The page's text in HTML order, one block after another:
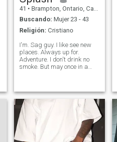
41 • Brampton, Ontario, Canadá
Buscando: Mujer 23 - 43
Religión: Cristiano
I'm. Sag guy. I like see new
places. Always up for.
Adventure. I don't drink no
smoke. But may once in a
an issue rather than sweet it
under carpet deal with